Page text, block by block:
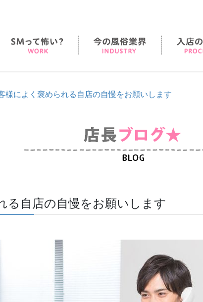
給料 SMって怖い？ 今の風俗業界
様によく褒められる自店の自慢をお願いします
る自店の自慢をお願いします